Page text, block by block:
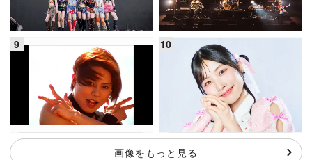
画像をもっと見る